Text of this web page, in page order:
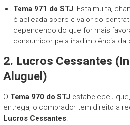
Tema 971 do STJ: Esta multa,
é aplicada sobre o valor do
dependendo do que for mais
consumidor pela inadimplência da
2. Lucros Cessantes
Aluguel)
O Tema 970 do STJ estabeleceu
entrega, o comprador tem direito a
Lucros Cessantes.